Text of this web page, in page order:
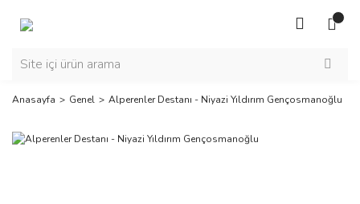
Anasayfa Genel Alperenler Destanı - Niyazi Yıldırım Gençosmanoğlu